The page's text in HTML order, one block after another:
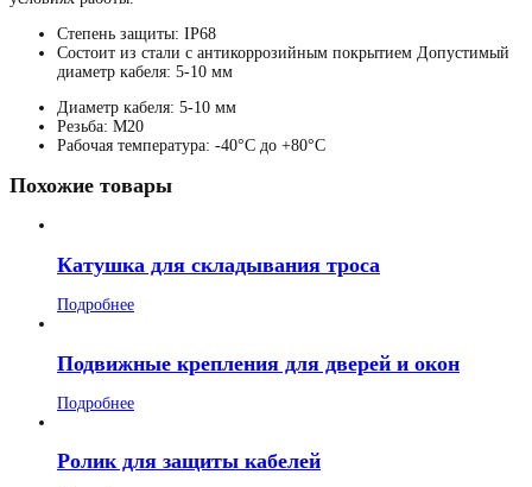
Степень защиты: IP68
Состоит из стали с антикоррозийным покрытием Допустимый
диаметр кабеля: 5-10 мм
Диаметр кабеля: 5-10 мм
Резьба: M20
Рабочая температура: -40°C до +80°C
Похожие товары
Катушка для складывания троса
Подробнее
Подвижные крепления для дверей и окон
Подробнее
Ролик для защиты кабелей